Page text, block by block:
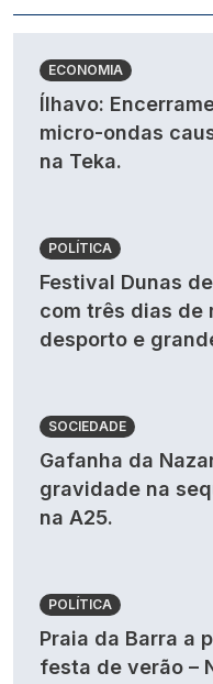
ECONOMIA
Ílhavo:
micro-ondas
na Teka.
POLÍTICA
Festival Dunas
com três dias de
desporto e
SOCIEDADE
Gafanha da
gravidade na
na A25.
POLÍTICA
Praia da Barra a
festa de verão –